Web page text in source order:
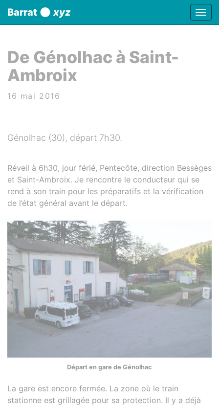
Barrat xyz
De Génolhac à Saint-
Ambroix
16 mai 2016
Génolhac (30), départ 7h30.
Réveil à 6h30, jour férié, Pentecôte, direction Bessèges
et Saint-Ambroix. Je rencontre le conducteur qui se
rend à son train pour les préparatifs et la vérification
de l’état général avant le départ.
Départ en gare de Génolhac
La gare est encore fermée. La zone où le train
stationne est grillagée pour sa protection. Il y a déjà
Panneau de gestion des cookies